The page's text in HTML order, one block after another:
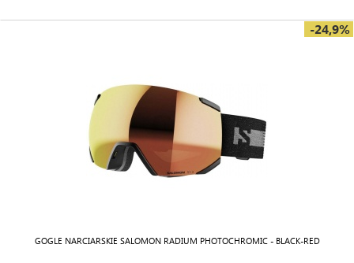
-24,9%
GOGLE NARCIARSKIE SALOMON RADIUM PHOTOCHROMIC - BLACK-RED